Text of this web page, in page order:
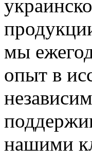
мы
опыт в
нашими